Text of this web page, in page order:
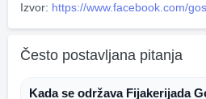
Izvor: https://www.facebook.com/
Često postavljana pitanja
Kada se održava Fijakerijada